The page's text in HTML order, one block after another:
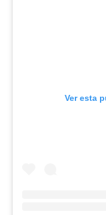
Ver esta